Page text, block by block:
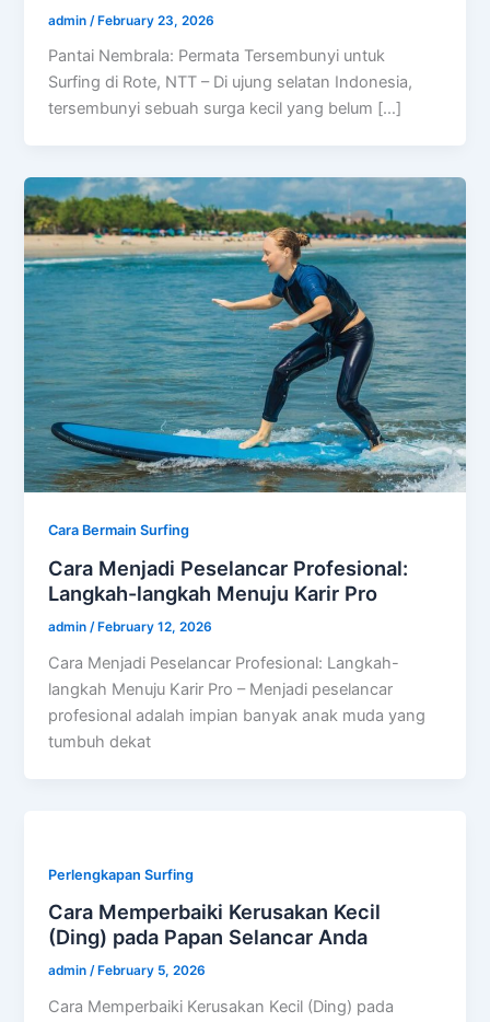
admin /February 23, 2026
Pantai Nembrala: Permata Tersembunyi untuk
Surfing di Rote, NTT – Di ujung selatan Indonesia,
tersembunyi sebuah surga kecil yang belum […]
Cara Bermain Surfing
Cara Menjadi Peselancar Profesional:
Langkah-langkah Menuju Karir Pro
admin/February 12, 2026
Cara Menjadi Peselancar Profesional: Langkah-
langkah Menuju Karir Pro – Menjadi peselancar
profesional adalah impian banyak anak muda yang
tumbuh dekat
Perlengkapan Surfing
Cara Memperbaiki Kerusakan Kecil
(Ding) pada Papan Selancar Anda
admin/ February 5, 2026
Cara Memperbaiki Kerusakan Kecil (Ding) pada